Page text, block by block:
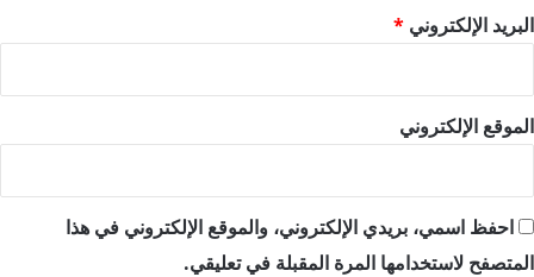
البريد الإلكتروني *
الموقع الإلكتروني
احفظ اسمي، بريدي الإلكتروني، والموقع الإلكتروني في هذا
المتصفح لاستخدامها المرة المقبلة في تعليقي.